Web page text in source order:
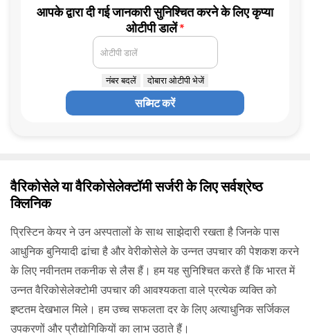
आपके द्वारा दी गई जानकारी सुनिश्चित करने के लिए कृप्या
ओटीपी डालें*
ओटीपी डालें
नंबर बदलें दोबारा ओटीपी भेजें
सब्मिट करें
वैरिकोसेले या वैरिकोसेलेक्टॉमी सर्जरी के लिए सर्वश्रेष्ठ
क्लिनिक
प्रिस्टिन केयर ने उन अस्पतालों के साथ साझेदारी रखता है जिनके पास
आधुनिक बुनियादी ढांचा है और वेरीकोसेले के उन्नत उपचार की पेशकश करने
के लिए नवीनतम तकनीक से लैस हैं। हम यह सुनिश्चित करते हैं कि भारत में
उन्नत वैरिकोसेलेक्टोमी उपचार की आवश्यकता वाले प्रत्येक व्यक्ति को
इष्टतम देखभाल मिले। हम उच्च सफलता दर के लिए अत्याधुनिक सर्जिकल
उपकरणों और प्रौद्योगिकियों का लाभ उठाते हैं।